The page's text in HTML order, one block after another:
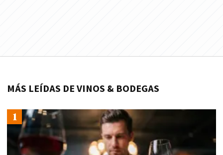
MÁS LEÍDAS DE VINOS & BODEGAS